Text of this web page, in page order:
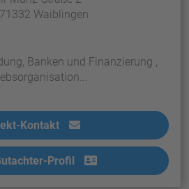
Waiblingen
Banken und Finanzierung ,
Kontakt
Profil